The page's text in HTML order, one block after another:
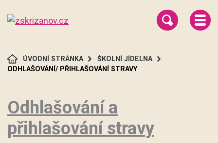
ÚVODNÍ STRÁNKA
ŠKOLNÍ JÍDELNA
ODHLAŠOVÁNÍ/ PŘIHLAŠOVÁNÍ STRAVY
Odhlašování a
přihlašování stravy